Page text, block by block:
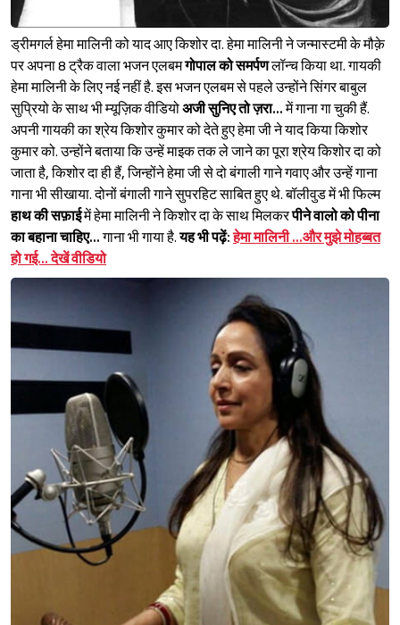
Sign in
ड्रीमगर्ल हेमा मालिनी को याद आए किशोर दा. हेमा मालिनी ने जन्मास्टमी के मौक़े
पर अपना 8 ट्रैक वाला भजन एलबमगोपाल को समर्पणलॉन्च किया था. गायकी
हेमा मालिनी के लिए नई नहीं है. इस भजन एलबम से पहले उन्होंने सिंगर बाबुल
सुप्रियो के साथ भी म्यूज़िक वीडियोअजी सुनिए तो ज़रा...में गाना गा चुकी हैं.
अपनी गायकी का श्रेय किशोर कुमार को देते हुए हेमा जी ने याद किया किशोर
कुमार को. उन्होंने बताया कि उन्हें माइक तक ले जाने का पूरा श्रेय किशोर दा को
जाता है, किशोर दा ही हैं, जिन्होंने हेमा जी से दो बंगाली गाने गवाए और उन्हें गाना
गाना भी सीखाया. दोनों बंगाली गाने सुपरहिट साबित हुए थे. बॉलीवुड में भी फिल्म
हाथ की सफ़ाईमें हेमा मालिनी ने किशोर दा के साथ मिलकरपीने वालो को पीना
का बहाना चाहिए...गाना भी गाया है.यह भी पढ़ें: हेमा मालिनी …और मुझे मोहब्बत
हो गई… देखें वीडियो